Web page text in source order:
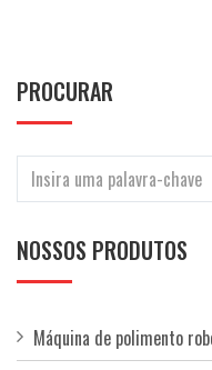
PROCURAR
NOSSOS PRODUTOS
Máquina de polimento